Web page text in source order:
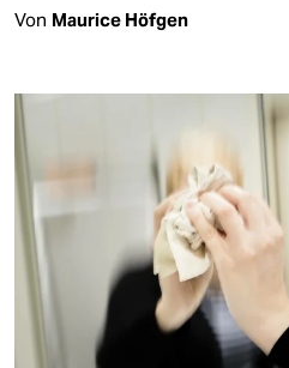
Von Maurice Höfgen